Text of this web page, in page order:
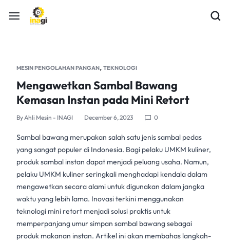
MESIN PENGOLAHAN PANGAN, TEKNOLOGI
Mengawetkan Sambal Bawang
Kemasan Instan pada Mini Retort
ByAhli Mesin - INAGI December 6, 2023 0
Sambal bawang merupakan salah satu jenis sambal pedas
yang sangat populer di Indonesia. Bagi pelaku UMKM kuliner,
produk sambal instan dapat menjadi peluang usaha. Namun,
pelaku UMKM kulinerseringkali menghadapi kendala dalam
mengawetkan secara alami untuk digunakan dalam jangka
waktu yang lebih lama. Inovasi terkini menggunakan
teknologi mini retort menjadi solusi praktis untuk
memperpanjang umur simpan sambal bawang sebagai
produk makanan instan. Artikel ini akan membahas langkah-